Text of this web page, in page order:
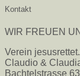
Kontakt
WIR FREUEN
Verein
Claudio &
Bachtelstrasse 63